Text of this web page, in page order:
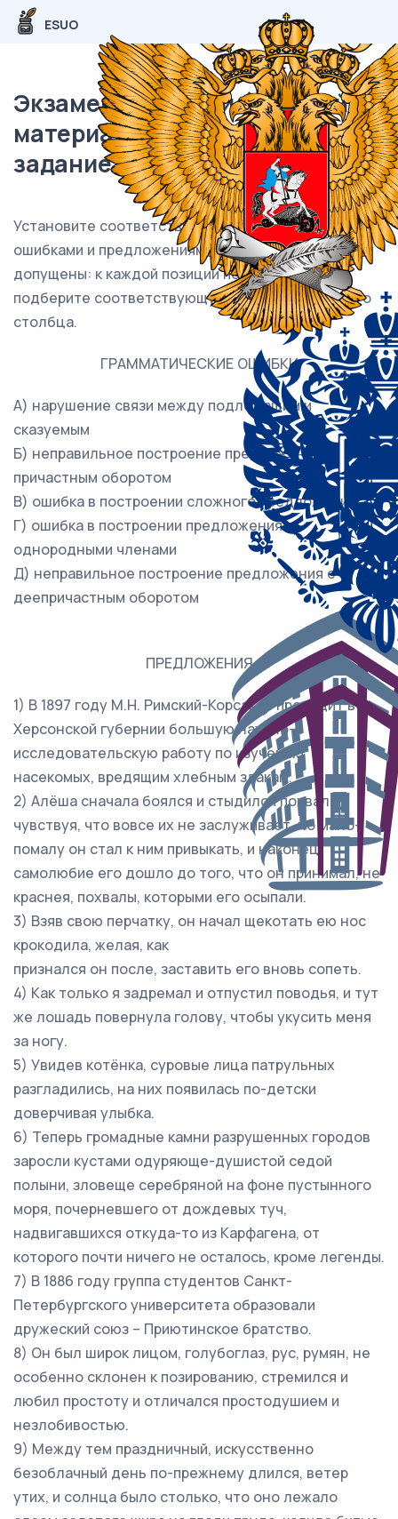
ESUO
Экзаменационный (типовой)
материал ЕГЭ / Русский / 08
задание (24) / 97
Установите соответствие между грамматическими
ошибками и предложениями, в которых они
допущены: к каждой позиции первого столбца
подберите соответствующую позицию из второго
столбца.
ГРАММАТИЧЕСКИЕ ОШИБКИ
А) нарушение связи между подлежащим и
сказуемым
Б) неправильное построение предложения с
причастным оборотом
В) ошибка в построении сложного предложения
Г) ошибка в построении предложения с
однородными членами
Д) неправильное построение предложения с
деепричастным оборотом
ПРЕДЛОЖЕНИЯ
1) В 1897 году М.Н. Римский-Корсаков проводит в
Херсонской губернии большую научно-
исследовательскую работу по изучению
насекомых, вредящим хлебным злакам.
2) Алёша сначала боялся и стыдился похвал,
чувствуя, что вовсе их не заслуживает, но мало-
помалу он стал к ним привыкать, и наконец
самолюбие его дошло до того, что он принимал, не
краснея, похвалы, которыми его осыпали.
3) Взяв свою перчатку, он начал щекотать ею нос
крокодила, желая, как
признался он после, заставить его вновь сопеть.
4) Как только я задремал и отпустил поводья, и тут
же лошадь повернула голову, чтобы укусить меня
за ногу.
5) Увидев котёнка, суровые лица патрульных
разгладились, на них появилась по-детски
доверчивая улыбка.
6) Теперь громадные камни разрушенных городов
заросли кустами одуряюще-душистой седой
полыни, зловеще серебряной на фоне пустынного
моря, почерневшего от дождевых туч,
надвигавшихся откуда-то из Карфагена, от
которого почти ничего не осталось, кроме легенды.
7) В 1886 году группа студентов Санкт-
Петербургского университета образовали
дружеский союз – Приютинское братство.
8) Он был широк лицом, голубоглаз, рус, румян, не
особенно склонен к позированию, стремился и
любил простоту и отличался простодушием и
незлобивостью.
9) Между тем праздничный, искусственно
безоблачный день по-прежнему длился, ветер
утих, и солнца было столько, что оно лежало